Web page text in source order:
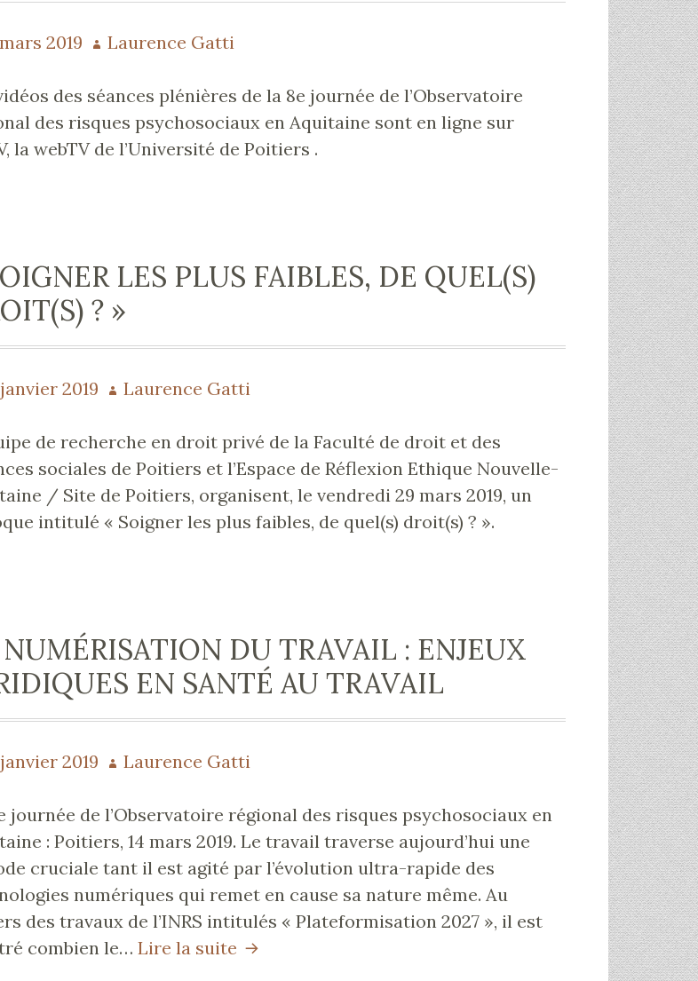
2019 Auteur
Laurence Gatti
des séances plénières de la 8e journée de l’Observatoire
des risques psychosociaux en Aquitaine sont en ligne sur
la webTV de l’Université de Poitiers .
LES PLUS FAIBLES, DE QUEL(S)
? »
2019 Auteur
Laurence Gatti
de recherche en droit privé de la Faculté de droit et des
sociales de Poitiers et l’Espace de Réflexion Ethique Nouvelle-
/ Site de Poitiers, organisent, le vendredi 29 mars 2019, un
intitulé « Soigner les plus faibles, de quel(s) droit(s) ? ».
DU TRAVAIL : ENJEUX
EN SANTÉ AU TRAVAIL
2019 Auteur
Laurence Gatti
journée de l’Observatoire régional des risques psychosociaux en
: Poitiers, 14 mars 2019. Le travail traverse aujourd’hui une
cruciale tant il est agité par l’évolution ultra-rapide des
numériques qui remet en cause sa nature même. Au
des travaux de l’INRS intitulés « Plateformisation 2027 », il est
combien le…Lire la suite La